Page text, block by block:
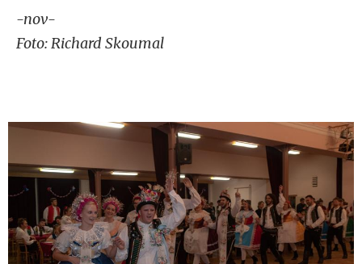
-nov-
Foto: Richard Skoumal